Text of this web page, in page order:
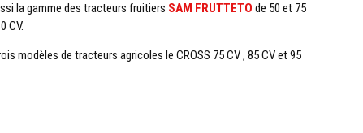
la gamme des tracteurs fruitiers SAM FRUTTETO de 50 et 75
CV.
modèles de tracteurs agricoles le CROSS 75 CV , 85 CV et 95